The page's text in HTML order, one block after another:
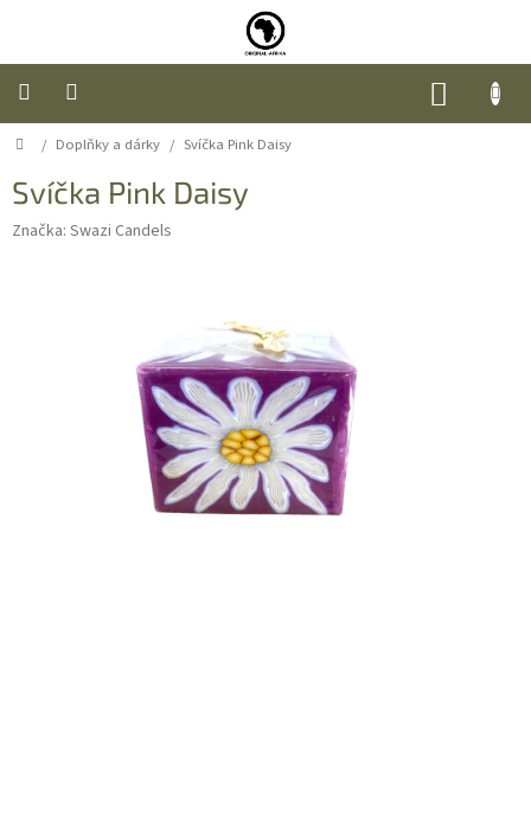
Úvod
Nábytek
Domů
/ Doplňky a dárky / Svíčka Pink Daisy
Svíčka Pink Daisy
Značka: Swazi Candels